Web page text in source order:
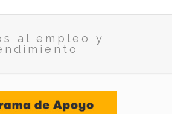
al empleo y